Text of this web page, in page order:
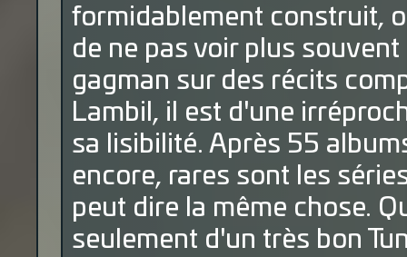
formidablement construit,
de ne pas voir plus
gagman sur des récits
Lambil, il est d'une
sa lisibilité. Après 55
encore, rares sont les
peut dire la même chose.
seulement d'un très bon